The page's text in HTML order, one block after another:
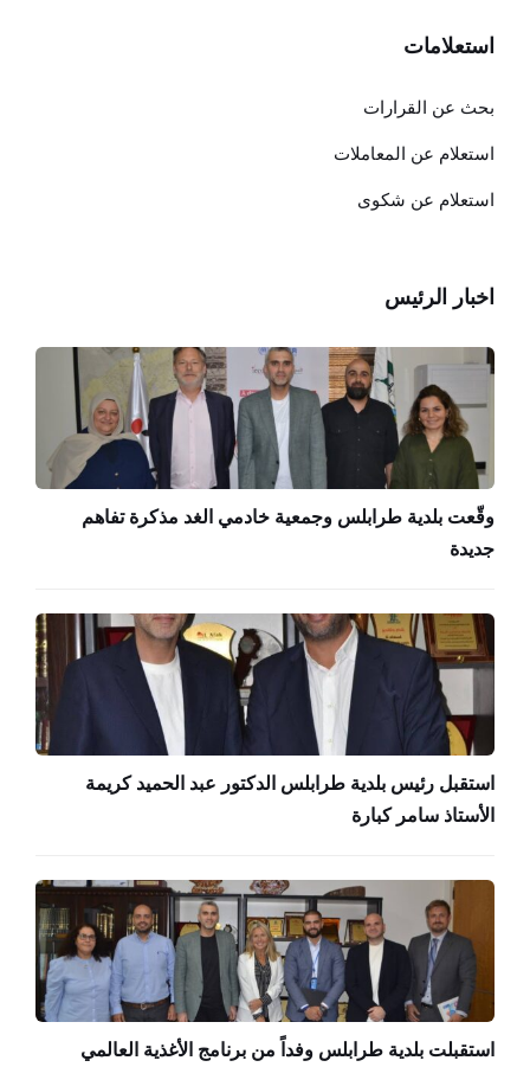
استعلامات
بحث عن القرارات
استعلام عن المعاملات
استعلام عن شكوى
اخبار الرئيس
وقّعت بلدية طرابلس وجمعية خادمي الغد مذكرة تفاهم
جديدة
استقبل رئيس بلدية طرابلس الدكتور عبد الحميد كريمة
الأستاذ سامر كبارة
استقبلت بلدية طرابلس وفداً من برنامج الأغذية العالمي